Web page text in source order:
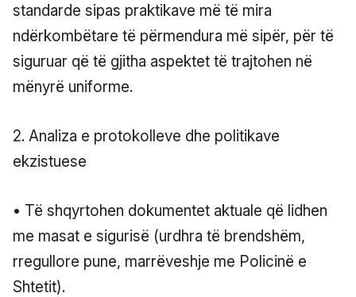
standarde sipas praktikave më të mira
ndërkombëtare të përmendura më sipër, për të
siguruar që të gjitha aspektet të trajtohen në
mënyrë uniforme.
2. Analiza e protokolleve dhe politikave
ekzistuese
• Të shqyrtohen dokumentet aktuale që lidhen
me masat e sigurisë (urdhra të brendshëm,
rregullore pune, marrëveshje me Policinë e
Shtetit).